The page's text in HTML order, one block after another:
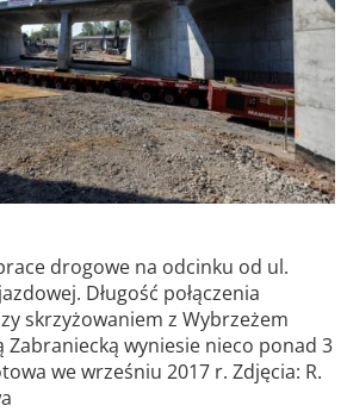
drogowe na odcinku od ul.
Długość połączenia
skrzyżowaniem z Wybrzeżem
Zabraniecką wyniesie nieco ponad 3
we wrześniu 2017 r. Zdjęcia: R.